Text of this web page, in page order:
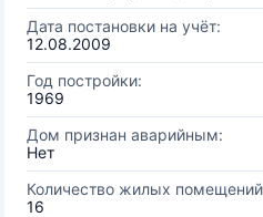
Дата постановки на учёт:
12.08.2009
Год постройки:
1969
Дом признан аварийным:
Нет
Количество жилых
16